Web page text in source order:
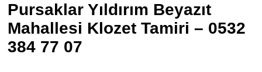
Pursaklar Yıldırım Beyazıt
Mahallesi Klozet Tamiri – 0532
384 77 07